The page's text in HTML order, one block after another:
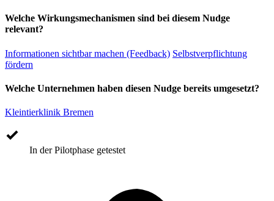
Welche Wirkungsmechanismen sind bei diesem Nudge
relevant?
Informationen sichtbar machen (Feedback) Selbstverpflichtung
fördern
Welche Unternehmen haben diesen Nudge bereits umgesetzt?
Kleintierklinik Bremen
In der Pilotphase getestet